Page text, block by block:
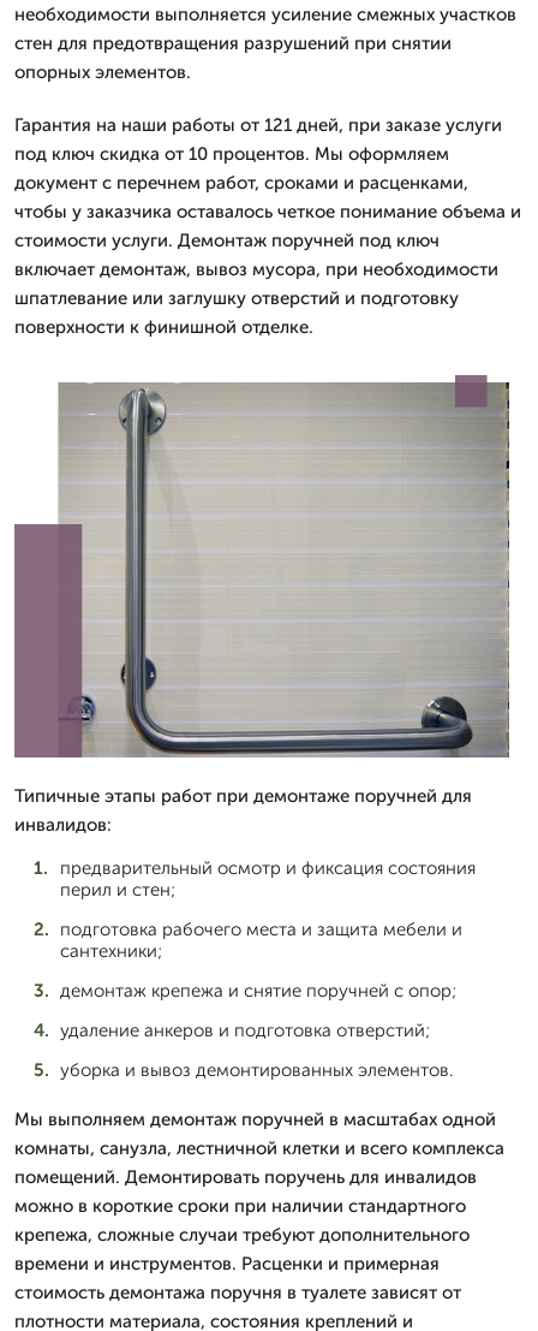
необходимости выполняется усиление смежных участков
стен для предотвращения разрушений при снятии
опорных элементов.
Гарантия на наши работы от 121 дней, при заказе услуги
под ключ скидка от 10 процентов. Мы оформляем
документ с перечнем работ, сроками и расценками,
чтобы у заказчика оставалось четкое понимание объема и
стоимости услуги. Демонтаж поручней под ключ
включает демонтаж, вывоз мусора, при необходимости
шпатлевание или заглушку отверстий и подготовку
поверхности к финишной отделке.
Типичные этапы работ при демонтаже поручней для
инвалидов:
предварительный осмотр и фиксация состояния
перил и стен;
подготовка рабочего места и защита мебели и
сантехники;
демонтаж крепежа и снятие поручней с опор;
удаление анкеров и подготовка отверстий;
уборка и вывоз демонтированных элементов.
Мы выполняем демонтаж поручней в масштабах одной
комнаты, санузла, лестничной клетки и всего комплекса
помещений. Демонтировать поручень для инвалидов
можно в короткие сроки при наличии стандартного
крепежа, сложные случаи требуют дополнительного
времени и инструментов. Расценки и примерная
стоимость демонтажа поручня в туалете зависят от
плотности материала, состояния креплений и